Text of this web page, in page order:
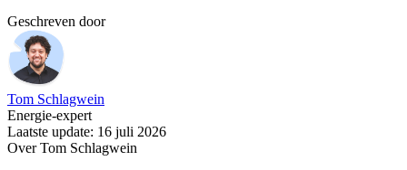
Geschreven door
Tom Schlagwein
Energie-expert
Laatste update: 16 juli 2026
Over Tom Schlagwein